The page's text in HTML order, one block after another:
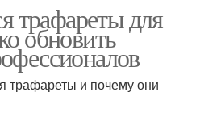
трафареты для
обновить
трафареты и почему они